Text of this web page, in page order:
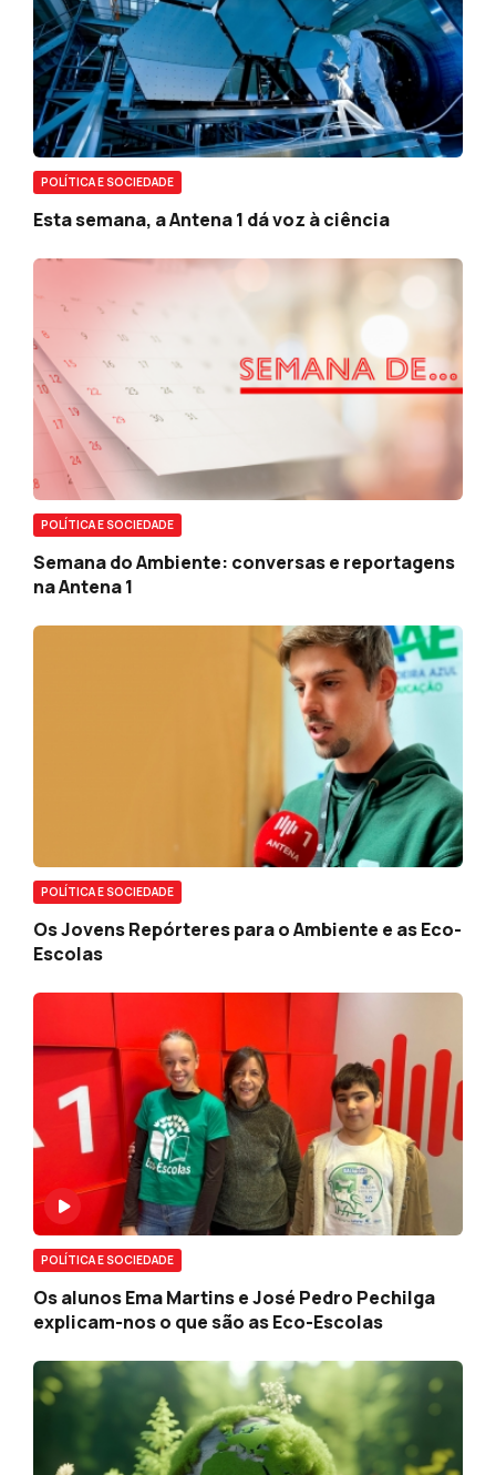
POLÍTICA E SOCIEDADE
Esta semana, a Antena 1 dá voz à ciência
POLÍTICA E SOCIEDADE
Semana do Ambiente: conversas e reportagens
na Antena 1
POLÍTICA E SOCIEDADE
Os Jovens Repórteres para o Ambiente e as Eco-
Escolas
POLÍTICA E SOCIEDADE
Os alunos Ema Martins e José Pedro Pechilga
explicam-nos o que são as Eco-Escolas